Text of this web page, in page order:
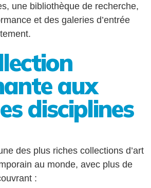
une bibliothèque de recherche,
et des galeries d’entrée
aux
disciplines
des plus riches collections d’art
au monde, avec plus de
: